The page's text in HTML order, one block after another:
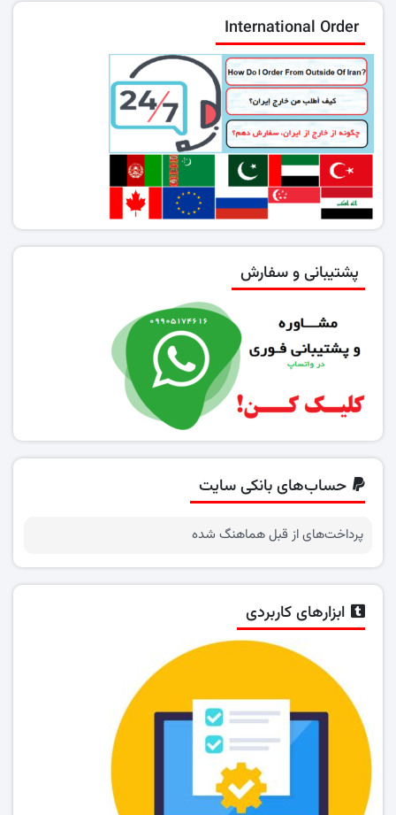
International Order
پشتیبانی و سفارش
حساب‌های بانکی سایت
پرداخت‌های از قبل هماهنگ شده
ابزارهای کاربردی